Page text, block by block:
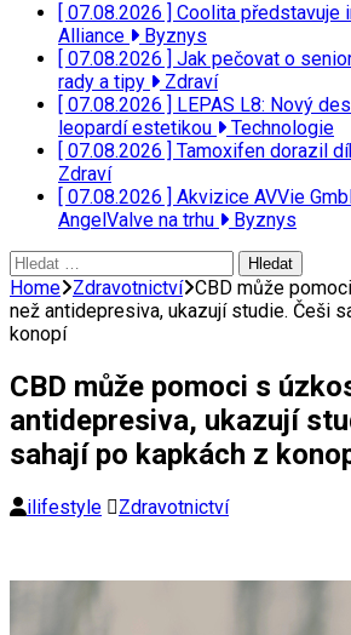
[ 07.08.2026 ] Coolita představuje
Alliance
Byznys
[ 07.08.2026 ] Jak pečovat o
rady a tipy
Zdraví
[ 07.08.2026 ] LEPAS L8: Nový
leopardí estetikou
Technologie
[ 07.08.2026 ] Tamoxifen dorazil
Zdraví
[ 07.08.2026 ] Akvizice AVVie
AngelValve na trhu
Byznys
Vyhledávání
Home Zdravotnictví CBD může
než antidepresiva, ukazují studie. Češi
konopí
CBD může pomoci s
antidepresiva, ukazují
sahají po kapkách z
ilifestyle Zdravotnictví